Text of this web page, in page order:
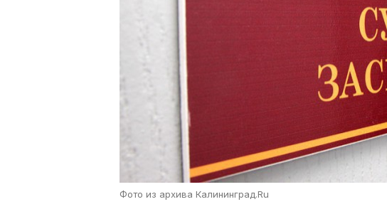
Фото из архива Калининград.Ru